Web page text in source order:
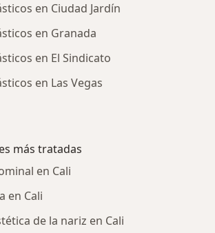
en Ciudad Jardín
en Granada
en El Sindicato
en Las Vegas
más tratadas
en Cali
en Cali
de la nariz en Cali